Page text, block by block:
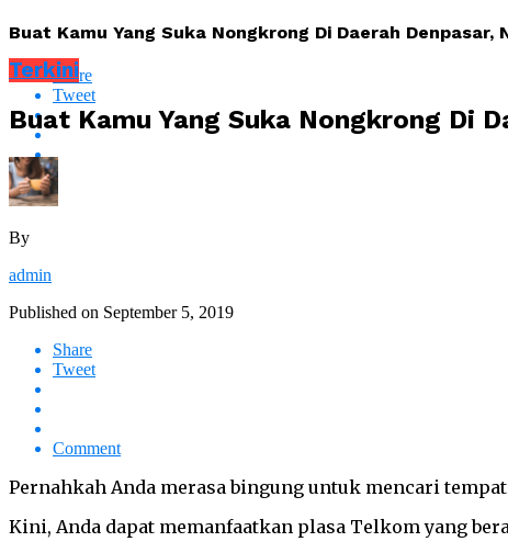
Buat Kamu Yang Suka Nongkrong Di Daerah
Share
Tweet
Terkini
Buat Kamu Yang Suka Nongkrong Di
By
admin
Published on September 5, 2019
Share
Tweet
Comment
Pernahkah Anda merasa bingung untuk mencari
Kini, Anda dapat memanfaatkan plasa Telkom yang